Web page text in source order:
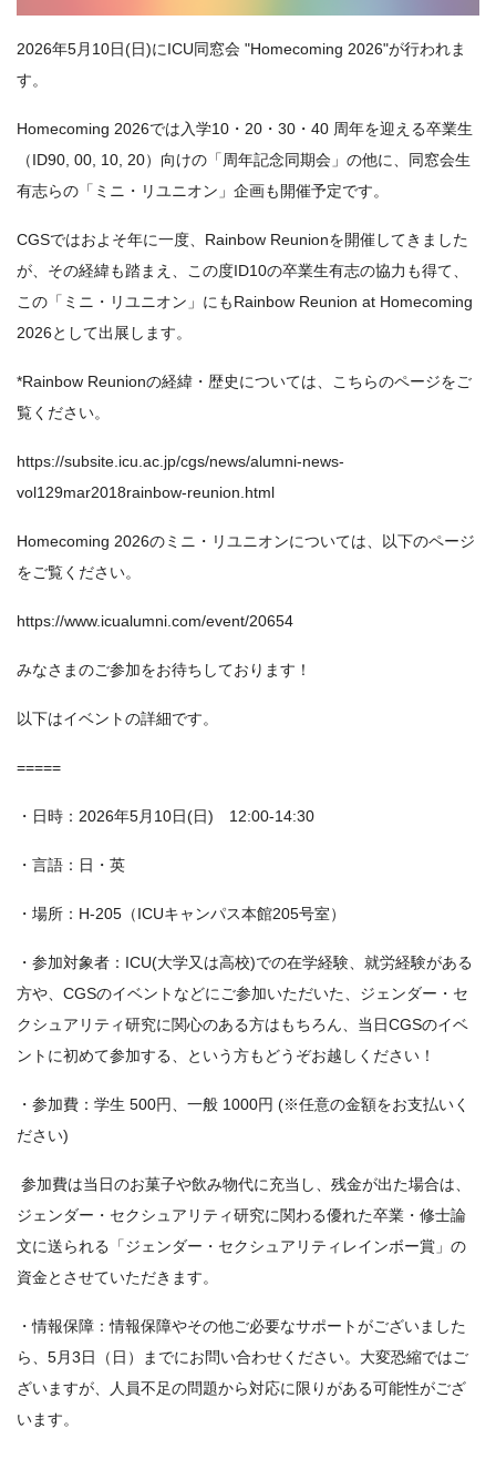
2026年5月10日(日)にICU同窓会 "Homecoming 2026"が行われま
す。
Homecoming 2026では入学10・20・30・40 周年を迎える卒業生
（ID90, 00, 10, 20）向けの「周年記念同期会」の他に、同窓会生
有志らの「ミニ・リユニオン」企画も開催予定です。
CGSではおよそ年に一度、Rainbow Reunionを開催してきました
が、その経緯も踏まえ、この度ID10の卒業生有志の協力も得て、
この「ミニ・リユニオン」にもRainbow Reunion at Homecoming
2026として出展します。
*Rainbow Reunionの経緯・歴史については、こちらのページをご
覧ください。
https://subsite.icu.ac.jp/cgs/news/alumni-news-
vol129mar2018rainbow-reunion.html
Homecoming 2026のミニ・リユニオンについては、以下のページ
をご覧ください。
https://www.icualumni.com/event/20654
みなさまのご参加をお待ちしております！
以下はイベントの詳細です。
=====
・日時：2026年5月10日(日) 12:00-14:30
・言語：日・英
・場所：H-205（ICUキャンパス本館205号室）
・参加対象者：ICU(大学又は高校)での在学経験、就労経験がある
方や、CGSのイベントなどにご参加いただいた、ジェンダー・セ
クシュアリティ研究に関心のある方はもちろん、当日CGSのイベ
ントに初めて参加する、という方もどうぞお越しください！
・参加費：学生 500円、一般 1000円 (※任意の金額をお支払いく
ださい)
参加費は当日のお菓子や飲み物代に充当し、残金が出た場合は、
ジェンダー・セクシュアリティ研究に関わる優れた卒業・修士論
文に送られる「ジェンダー・セクシュアリティレインボー賞」の
資金とさせていただきます。
・情報保障：情報保障やその他ご必要なサポートがございました
ら、5月3日（日）までにお問い合わせください。大変恐縮ではご
ざいますが、人員不足の問題から対応に限りがある可能性がござ
います。